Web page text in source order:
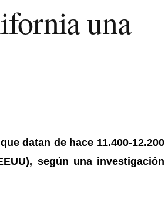
una
datan de hace 11.400-12.200
según una investigación